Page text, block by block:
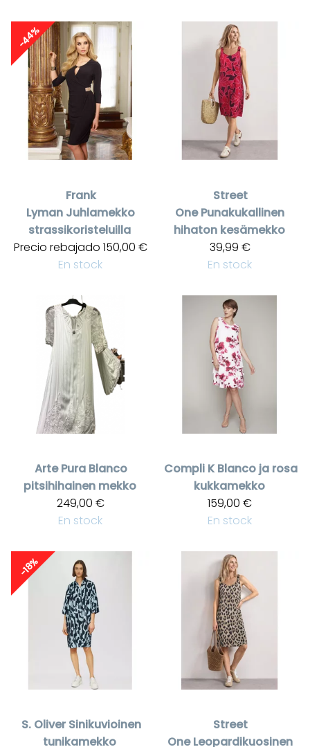
-44%
Frank
Lyman Juhlamekko
strassikoristeluilla
Precio rebajado 150,00 €
En stock
Street
One Punakukallinen
hihaton kesämekko
39,99 €
En stock
Arte Pura Blanco
pitsihihainen mekko
249,00 €
En stock
Compli K Blanco ja rosa
kukkamekko
159,00 €
En stock
-18%
S. Oliver Sinikuvioinen
tunikamekko
Street
One Leopardikuosinen